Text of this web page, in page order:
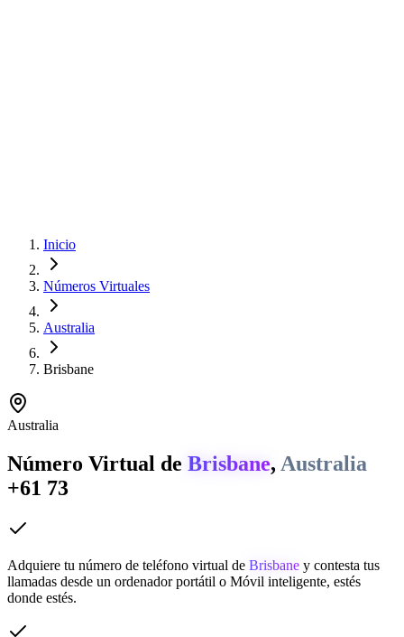
Inicio
Números Virtuales
Australia
Brisbane
Australia
Número Virtual de Brisbane, Australia
+61 73
Adquiere tu número de teléfono virtual de Brisbane y contesta tus
llamadas desde un ordenador portátil o Móvil inteligente, estés
donde estés.